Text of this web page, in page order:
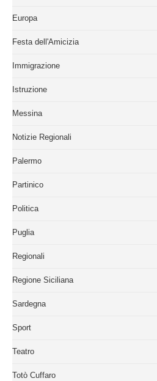
Europa
Festa dell'Amicizia
Immigrazione
Istruzione
Messina
Notizie Regionali
Palermo
Partinico
Politica
Puglia
Regionali
Regione Siciliana
Sardegna
Sport
Teatro
Totò Cuffaro